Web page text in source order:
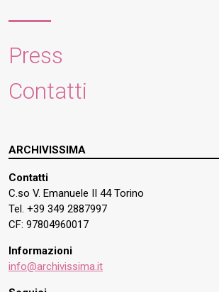
Press
Contatti
ARCHIVISSIMA
Contatti
C.so V. Emanuele II 44 Torino
Tel. +39 349 2887997
CF: 97804960017
Informazioni
info@archivissima.it